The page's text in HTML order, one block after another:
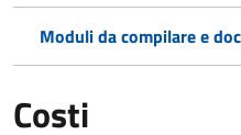
Moduli da compilare e
Costi